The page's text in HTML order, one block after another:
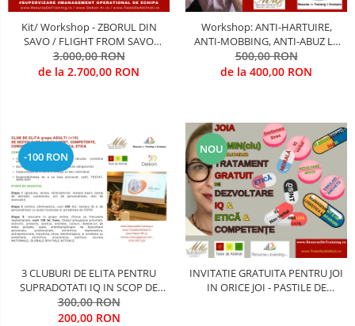
Kit/ Workshop - ZBORUL DIN
SAVO / FLIGHT FROM SAVO
(Antrenarea competentelor de
supervizare)
3.000,00 RON
de la 2.700,00 RON
Workshop: ANTI-HARTUIRE,
ANTI-MOBBING, ANTI-ABUZ LA
LOCUL DE MUNCA, IN
ORGANIZATII, IN DEPLASARE, IN
500,00 RON
de la 400,00 RON
-100 RON
3 CLUBURI DE ELITA PENTRU
SUPRADOTATI IQ IN SCOP DE
DEZVOLTARE ACCELERATA
(1.ADULTI (18-99 ani)/ 2.
300,00 RON
200,00 RON
NOU
INVITATIE GRATUITA PENTRU JOI
IN ORICE JOI - PASTILE DE